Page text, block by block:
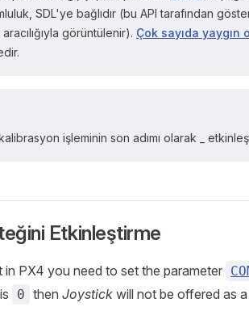
SDL'ye bağlıdır (bu API tarafından
görüntülenir). Çok sayıda
işleminin son adımı olarak _
Etkinleştirme
PX4 you need to set the parameter
0 then Joystick will not be offered as